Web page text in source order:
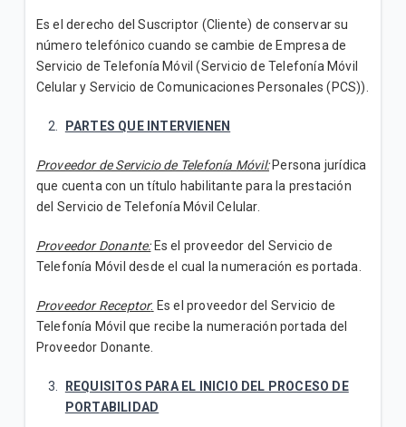
Consulta sobre tu factura y métodos de pago
Conoce cómo ver los beneficios de tu plan
hacer?
¿Cómo activo paquetes adicionales de Roaming?
No comprendo los cargos de mi factura postpago
VER MÁS
Es el derecho del Suscriptor (Cliente) de conservar su
número telefónico cuando se cambie de Empresa de
Servicio de Telefonía Móvil (Servicio de Telefonía Móvil
Celular y Servicio de Comunicaciones Personales (PCS)).
PARTES QUE INTERVIENEN
Proveedor de Servicio de Telefonía Móvil:Persona jurídica
que cuenta con un título habilitante para la prestación
del Servicio de Telefonía Móvil Celular.
Proveedor Donante:Es el proveedor del Servicio de
Telefonía Móvil desde el cual la numeración es portada.
Proveedor Receptor: Es el proveedor del Servicio de
Telefonía Móvil que recibe la numeración portada del
Proveedor Donante.
REQUISITOS PARA EL INICIO DEL PROCESO DE
PORTABILIDAD